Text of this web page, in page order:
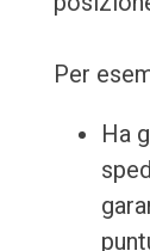
Per
Ha